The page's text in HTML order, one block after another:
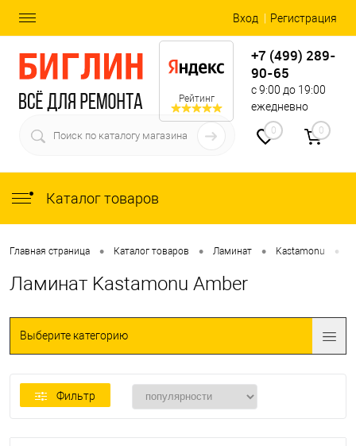
Вход Регистрация
Рейтинг
+7 (499) 289-
90-65
с 9:00 до 19:00
ежедневно
0 0
Каталог товаров
Главная страница • Каталог товаров • Ламинат • Kastamonu •
Ламинат Kastamonu Amber
Выберите категорию
Фильтр